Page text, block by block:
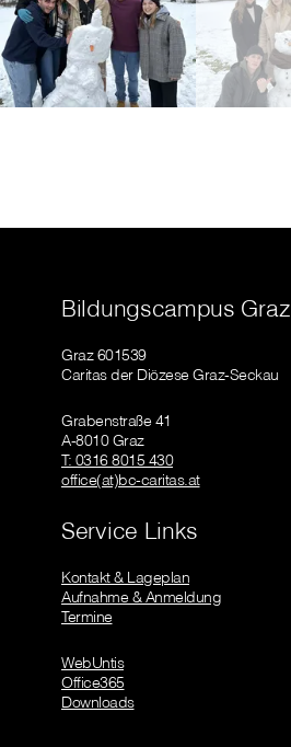
Bildungscampus Graz
Graz 601539
Caritas der Diözese Graz-Seckau
Grabenstraße 41
A-8010 Graz
T: 0316 8015 430
office(at)bc-caritas.at
Service Links
Kontakt & Lageplan
Aufnahme & Anmeldung
Termine
WebUntis
Office365
Downloads